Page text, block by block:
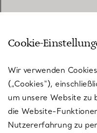
KUNDENSERVICE
SERVICES
ÜBER TIFFANY & CO.
Cookie-
Wir verwenden
(„Cookies“),
um unsere Website zu
die Website-
Nutzererfahrung zu